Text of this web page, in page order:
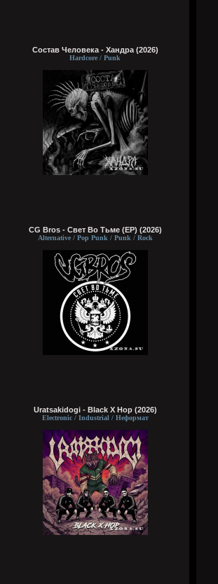
Состав Человека - Хандра (2026)
Hardcore / Punk
CG Bros - Свет Во Тьме (EP) (2026)
Alternative / Pop Punk / Punk / Rock
Uratsakidogi - Black X Hop (2026)
Electronic / Industrial / Неформат